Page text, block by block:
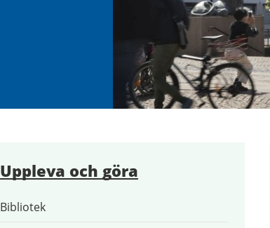
Uppleva och göra
Bibliotek